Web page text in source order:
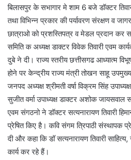
बिलासपुर के सभागार मे शाम 6 बजे डॉक्टर
तथा विभिन्न प्रकार की पर्यावरण संरक्षण व
छात्राओ को प्रशस्तिपत्र व मेडल प्रदान कर
समिति क अध्यक्ष डाक्टर विवेक तिवारी एवम
दुबे ने दी। राज्य स्तरीय छत्तीसगढ आध्यात्म
होने पर केन्द्रीय राज्य मंत्री तोखन साहू
जनपद अध्यक्ष श्रीमती वर्षा विक्रम सिंह
सुजीत वर्मा उपाध्यक्ष डाक्टर अशोक जायसवाल
एवम संगठनो ने डॉक्टर सत्यनारायण तिवारी
प्रेषित किए है। कवि संगम त्रिपाठी संस्थापक
दी और कहा कि डॉ सत्यनारायण तिवारी
कार्य कर रहे हैं।